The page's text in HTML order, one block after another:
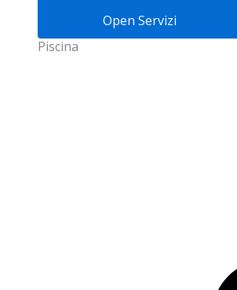
Open Servizi
Piscina